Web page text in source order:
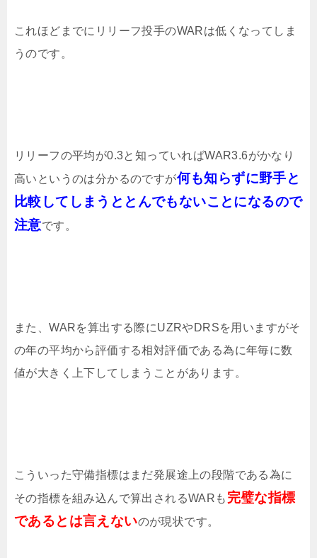
これほどまでにリリーフ投手のWARは低くなってしま
うのです。
リリーフの平均が0.3と知っていればWAR3.6がかなり
高いというのは分かるのですが何も知らずに野手と
比較してしまうととんでもないことになるので
注意です。
また、WARを算出する際にUZRやDRSを用いますがそ
の年の平均から評価する相対評価である為に年毎に数
値が大きく上下してしまうことがあります。
こういった守備指標はまだ発展途上の段階である為に
その指標を組み込んで算出されるWARも 完璧な指標
であるとは言えないのが現状です。